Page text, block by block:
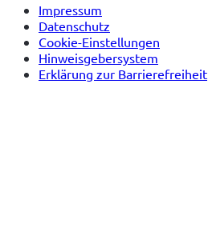
Impressum
Datenschutz
Cookie-Einstellungen
Hinweisgebersystem
Erklärung zur Barrierefreiheit